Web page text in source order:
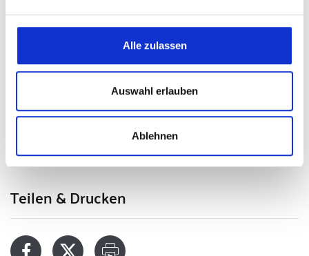
Alle zulassen
Auswahl erlauben
Ablehnen
seiner Liebe zu sein, Diener seines verwundeten Herzens, das
unsere Wunden heilt, das uns vor dem Tod rettet, das uns
das ewige Leben schenkt.
Danke, liebe junge Freunde! Und einen guten Weg
zusammen mit Jesus!
(kw)
Teilen & Drucken